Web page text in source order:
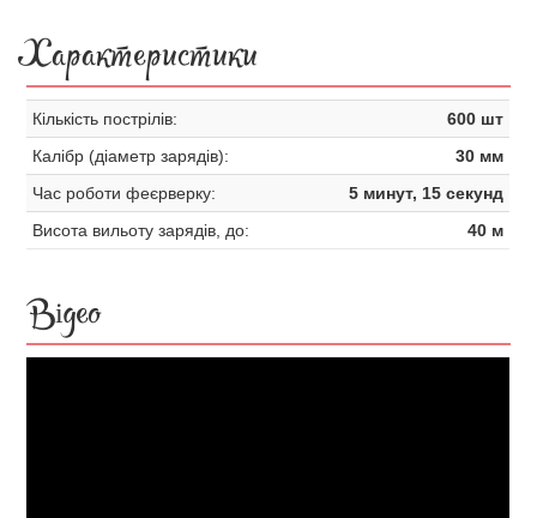
Характеристики
Кількість пострілів:
600 шт
Калібр (діаметр зарядів):
30 мм
Час роботи феєрверку:
5 минут, 15 секунд
Висота вильоту зарядів, до:
40 м
Відео